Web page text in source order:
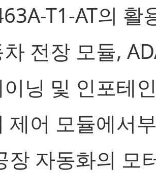
T1-AT의 활
전장 모듈,
닝 및 인포테
제어 모듈에서
장 자동화의 모